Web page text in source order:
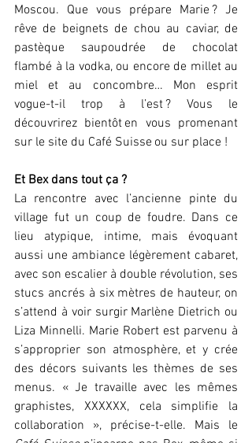
Moscou. Que vous prépare Marie ? Je
rêve de beignets de chou au caviar, de
pastèque saupoudrée de chocolat
flambé à la vodka, ou encore de millet au
miel et au concombre… Mon esprit
vogue-t-il trop à l’est ? Vous le
découvrirez bientôt en vous promenant
sur le site du Café Suisse ou sur place !
Et Bex dans tout ça ?
La rencontre avec l’ancienne pinte du
village fut un coup de foudre. Dans ce
lieu atypique, intime, mais évoquant
aussi une ambiance légèrement cabaret,
avec son escalier à double révolution, ses
stucs ancrés à six mètres de hauteur, on
s’attend à voir surgir Marlène Dietrich ou
Liza Minnelli. Marie Robert est parvenu à
s’approprier son atmosphère, et y crée
des décors suivants les thèmes de ses
menus. « Je travaille avec les mêmes
graphistes, XXXXXX, cela simplifie la